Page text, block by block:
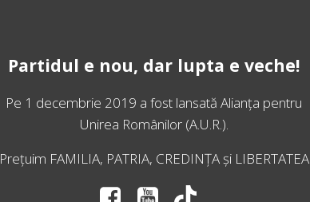
Partidul e nou, dar lupta e veche!
Pe 1 decembrie 2019 a fost lansatăAlianța pentru
Unirea Românilor(A.U.R.).
Prețuim FAMILIA, PATRIA, CREDINȚA și LIBERTATEA